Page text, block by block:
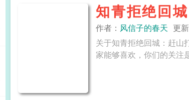
知青拒绝回
作者： 风信子的春天 更
关于知青拒绝回城：赶山
家能够喜欢，你们的关注